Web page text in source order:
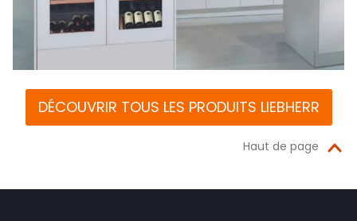
DÉCOUVRIR TOUS LES PRODUITS LIEBHERR
Haut de page